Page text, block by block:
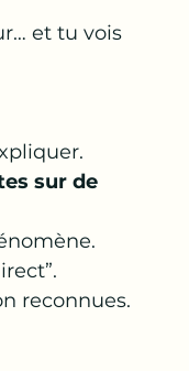
et tu vois
sur de
reconnues.